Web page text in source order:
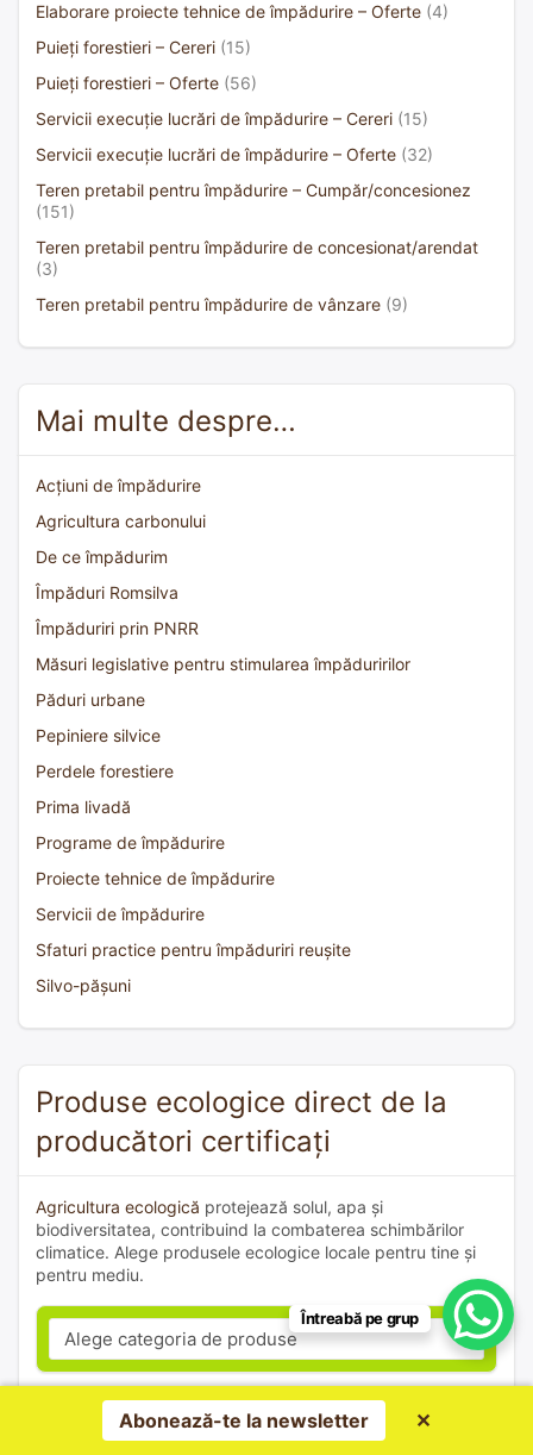
Elaborare proiecte tehnice de împădurire – Oferte (4)
Puieți forestieri – Cereri (15)
Puieți forestieri – Oferte (56)
Servicii execuție lucrări de împădurire – Cereri (15)
Servicii execuție lucrări de împădurire – Oferte (32)
Teren pretabil pentru împădurire – Cumpăr/concesionez
(151)
Teren pretabil pentru împădurire de concesionat/arendat
(3)
Teren pretabil pentru împădurire de vânzare (9)
Mai multe despre…
Acțiuni de împădurire
Agricultura carbonului
De ce împădurim
Împăduri Romsilva
Împăduriri prin PNRR
Măsuri legislative pentru stimularea împăduririlor
Păduri urbane
Pepiniere silvice
Perdele forestiere
Prima livadă
Programe de împădurire
Proiecte tehnice de împădurire
Servicii de împădurire
Sfaturi practice pentru împăduriri reușite
Silvo-pășuni
Produse ecologice direct de la
producători certificați
Agricultura ecologică protejează solul, apa și
biodiversitatea, contribuind la combaterea schimbărilor
climatice. Alege produsele ecologice locale pentru tine și
pentru mediu.
Abonează-te la newsletter ✕
Întreabă pe grup